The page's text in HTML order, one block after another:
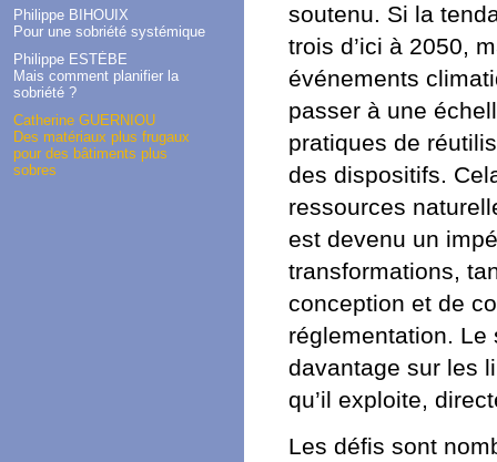
Philippe BIHOUIX
Pour une sobriété systémique
Philippe ESTÈBE
Mais comment planifier la
sobriété ?
Catherine GUERNIOU
Des matériaux plus frugaux
pour des bâtiments plus
sobres
soutenu. Si la
trois d’ici à 2050,
événements
passer à une
pratiques de
des dispositifs.
ressources
est devenu un
transformations,
conception et de
réglementation.
davantage sur les
qu’il exploite,
Les défis sont